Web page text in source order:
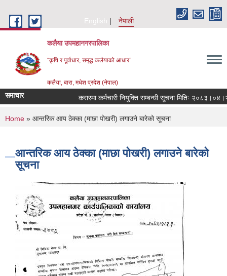
English
नेपाली
कलैया उपमहानगरपालिका
“कृषि र पूर्वाधार, समृद्ध कलैयाको आधार”
कलैया, बारा, मधेश प्रदेश (नेपाल)
समाचार करारमा कर्मचारी नियुक्ति सम्बन्धी सूचना मितिः २०८३।०४।२१
You are here
Home » आन्तरिक आय ठेक्का (माछा पोखरी) लगाउने बारेको सूचना
आन्तरिक आय ठेक्का (माछा पोखरी) लगाउने बारेको
सूचना